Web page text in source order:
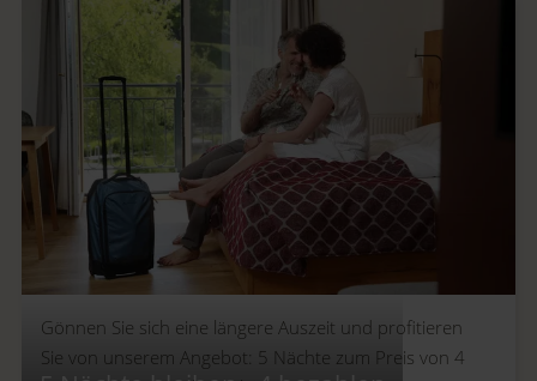
Gönnen Sie sich eine längere Auszeit und profitieren
Sie von unserem Angebot: 5 Nächte zum Preis von 4